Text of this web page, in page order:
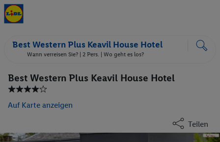
Best Western Plus Keavil House Hotel
Wann verreisen Sie? | 2 Pers. | Wo geht es los?
Best Western Plus Keavil House Hotel
Auf Karte anzeigen
Teilen